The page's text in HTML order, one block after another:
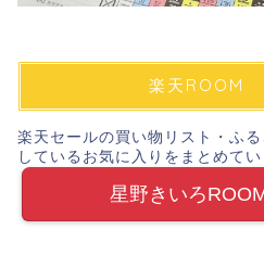
楽天ROOM
楽天セールの買い物リスト・ふ
しているお気に入りをまとめてい
星野きいろ